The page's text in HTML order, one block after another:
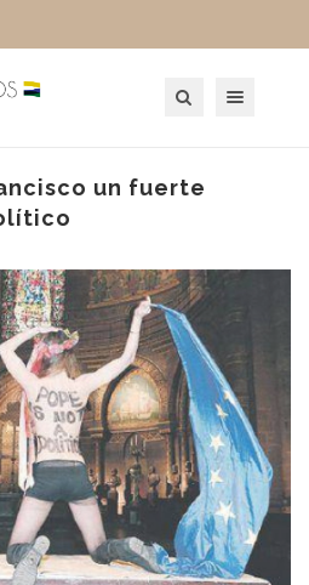
un fuerte